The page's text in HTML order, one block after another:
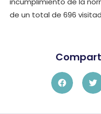
de un total de 696